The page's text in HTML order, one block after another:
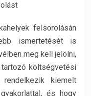
felsorolásán
ismertetését is
meg kell jelölni,
költségvetési
rendelkezik kiemelt
és hogy